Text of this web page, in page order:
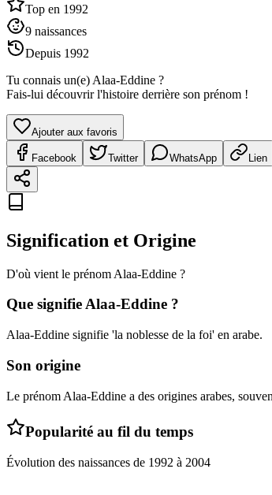
Top en 1992
9 naissances
Depuis 1992
Tu connais un(e) Alaa-Eddine ?
Fais-lui découvrir l'histoire derrière son prénom !
Ajouter aux favoris
Facebook Twitter WhatsApp Lien
Signification et Origine
D'où vient le prénom Alaa-Eddine ?
Que signifieAlaa-Eddine ?
Alaa-Eddine signifie 'la noblesse de la foi' en arabe.
Son origine
Le prénom Alaa-Eddine a des origines arabes,
Popularité au fil du temps
Évolution des naissances de 1992 à 2004